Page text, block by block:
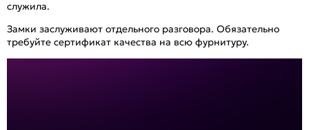
служила.
Замки заслуживают отдельного разговора. Обязательно
требуйте сертификат качества на всю фурнитуру.